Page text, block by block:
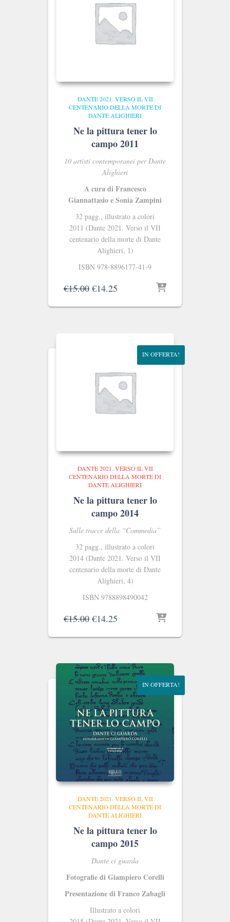
DANTE 2021. VERSO IL VII
CENTENARIO DELLA MORTE DI
DANTE ALIGHIERI
Ne la pittura tener lo
campo 2011
10 artisti contemporanei per Dante
Alighieri
A cura di Francesco
Giannattasio e Sonia Zampini
32 pagg., illustrato a colori
2011 (Dante 2021. Verso il VII
centenario della morte di Dante
Alighieri, 1)
ISBN 978-8896177-41-9
€15.00 Il
originale
€14.25
attuale
IN OFFERTA!
DANTE 2021. VERSO IL VII
CENTENARIO DELLA MORTE DI
DANTE ALIGHIERI
Ne la pittura tener lo
campo 2014
Sulle tracce della “Commedia”
32 pagg., illustrato a colori
2014 (Dante 2021. Verso il VII
centenario della morte di Dante
Alighieri, 4)
ISBN 9788898490042
€15.00 Il
originale
€15.00.
€14.25
attuale
€14.25.
IN OFFERTA!
DANTE 2021. VERSO IL VII
CENTENARIO DELLA MORTE DI
DANTE ALIGHIERI
Ne la pittura tener lo
campo 2015
Dante ci guarda
Fotografie di Giampiero Corelli
Presentazione di Franco Zabagli
Illustrato a colori